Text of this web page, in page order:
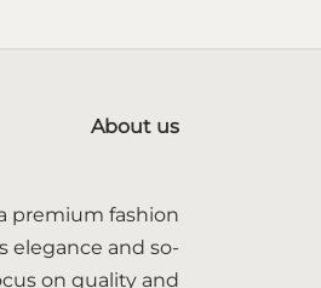
About us
premium fashion
elegance and so-
on quality and